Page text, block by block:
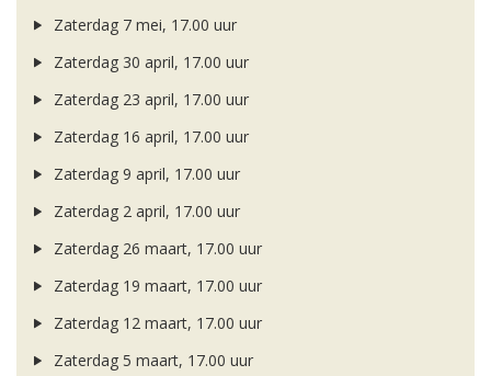
Zaterdag 7 mei, 17.00 uur
Zaterdag 30 april, 17.00 uur
Zaterdag 23 april, 17.00 uur
Zaterdag 16 april, 17.00 uur
Zaterdag 9 april, 17.00 uur
Zaterdag 2 april, 17.00 uur
Zaterdag 26 maart, 17.00 uur
Zaterdag 19 maart, 17.00 uur
Zaterdag 12 maart, 17.00 uur
Zaterdag 5 maart, 17.00 uur